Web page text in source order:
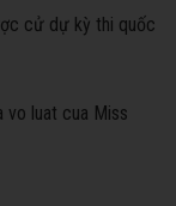
cử dự kỳ thi quốc